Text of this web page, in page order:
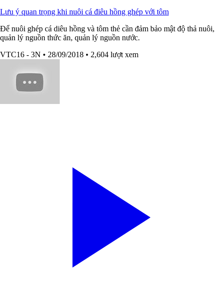
Lưu ý quan trọng khi nuôi cá điêu hồng ghép với tôm
Để nuôi ghép cá diêu hồng và tôm thẻ cần đảm bảo mật độ thả nuôi,
quản lý nguồn thức ăn, quản lý nguồn nước.
VTC16 - 3N • 28/09/2018 • 2,604 lượt xem